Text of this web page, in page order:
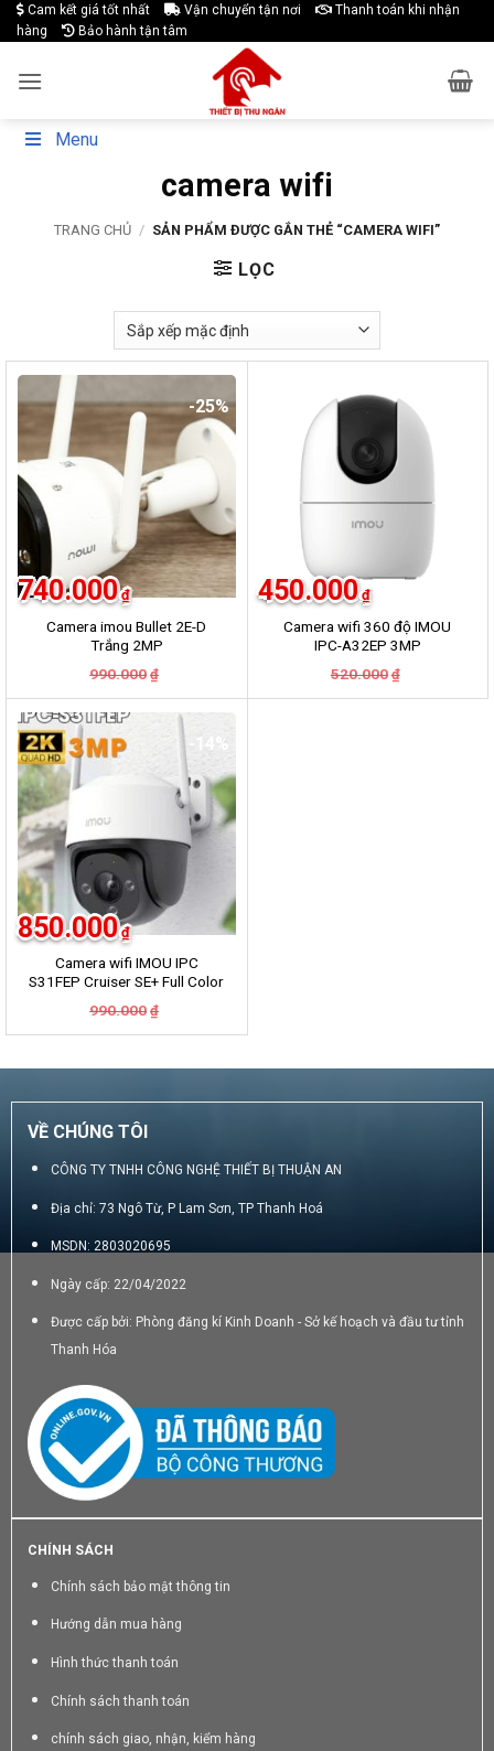
Skip
to
Cam kết giá tốt nhất Vận chuyển tận nơi
Thanh toán khi nhận
hàng
Bảo hành tận tâm
Menu
camera wifi
TRANG CHỦ / SẢN PHẨM ĐƯỢC GẮN THẺ “CAMERA WIFI”
LỌC
-25%
Camera imou Bullet 2E-D
Trắng 2MP
990.000 ₫
là:
990.000₫.
740.000 ₫
tại
740.000₫.
Camera wifi 360 độ IMOU
IPC-A32EP 3MP
520.000 ₫
là:
450.000 ₫
tại
-14%
Camera wifi IMOU IPC
S31FEP Cruiser SE+ Full Color
990.000 ₫
là:
850.000 ₫
tại
850.000₫.
VỀ CHÚNG TÔI
CÔNG TY TNHH CÔNG NGHỆ THIẾT BỊ THUẬN AN
Địa chỉ: 73 Ngô Từ, P Lam Sơn, TP Thanh Hoá
MSDN: 2803020695
Ngày cấp: 22/04/2022
Được cấp bởi: Phòng đăng kí Kinh Doanh - Sở kế hoạch và đầu tư tỉnh
Thanh Hóa
CHÍNH SÁCH
Chính sách bảo mật thông tin
Hướng dẫn mua hàng
Hình thức thanh toán
Chính sách thanh toán
chính sách giao, nhận, kiểm hàng